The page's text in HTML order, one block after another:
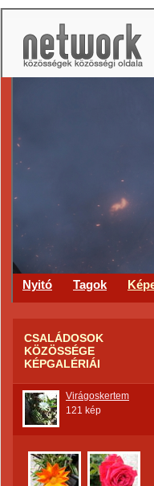
Nyitó Tagok
CSALÁDOSOK
KÖZÖSSÉGE
KÉPGALÉRIÁI
Virágoskertem
121 kép